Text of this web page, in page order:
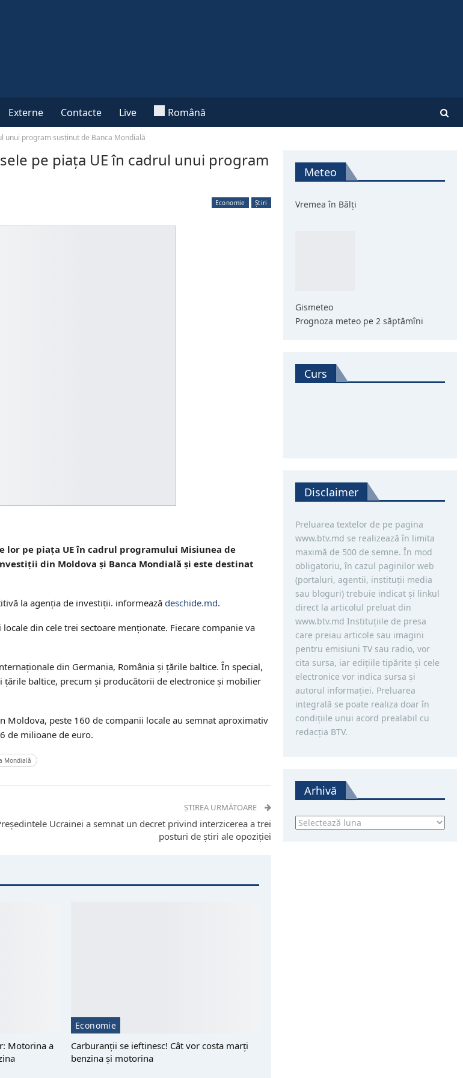
Externe Contacte Live Română
unui program susținut de Banca Mondială
pe piața UE în cadrul unui program
Economie Știri
pe piața UE în cadrul programului Misiunea de
din Moldova și Banca Mondială și este destinat
la agenția de investiții. informează deschide.md.
din cele trei sectoare menționate. Fiecare companie va
din Germania, România și țările baltice. În special,
baltice, precum și producătorii de electronice și mobilier
peste 160 de companii locale au semnat aproximativ
de milioane de euro.
Mondială
ȘTIREA URMĂTOARE
Ucrainei a semnat un decret privind interzicerea a trei
posturi de ştiri ale opoziţiei
Motorina a
Economie
Carburanții se ieftinesc! Cât vor costa marți
benzina și motorina
Meteo
Vremea în Bălți
Gismeteo
Prognoza meteo pe 2 săptămîni
Curs
Disclaimer
Preluarea textelor de pe pagina
www.btv.md se realizează în limita
maximă de 500 de semne. În mod
obligatoriu, în cazul paginilor web
(portaluri, agentii, instituţii media
sau bloguri) trebuie indicat şi linkul
direct la articolul preluat din
www.btv.md Instituţiile de presa
care preiau articole sau imagini
pentru emisiuni TV sau radio, vor
cita sursa, iar ediţiile tipărite și cele
electronice vor indica sursa şi
autorul informaţiei. Preluarea
integrală se poate realiza doar în
condiţiile unui acord prealabil cu
redacţia BTV.
Arhivă
Arhivă